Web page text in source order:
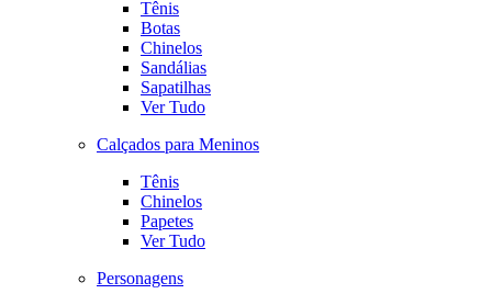
Tênis
Botas
Chinelos
Sandálias
Sapatilhas
Ver Tudo
Calçados para Meninos
Tênis
Chinelos
Papetes
Ver Tudo
Personagens